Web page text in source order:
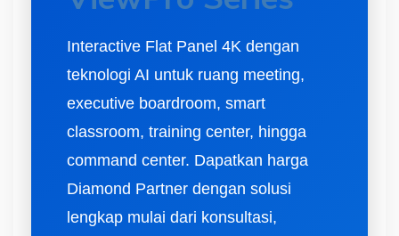
Interactive Flat Panel 4K dengan
teknologi AI untuk ruang meeting,
executive boardroom, smart
classroom, training center, hingga
command center. Dapatkan harga
Diamond Partner dengan solusi
lengkap mulai dari konsultasi,